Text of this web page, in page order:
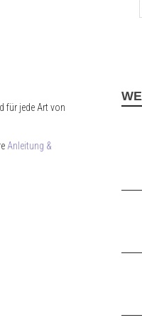
für jede Art von
Anleitung &